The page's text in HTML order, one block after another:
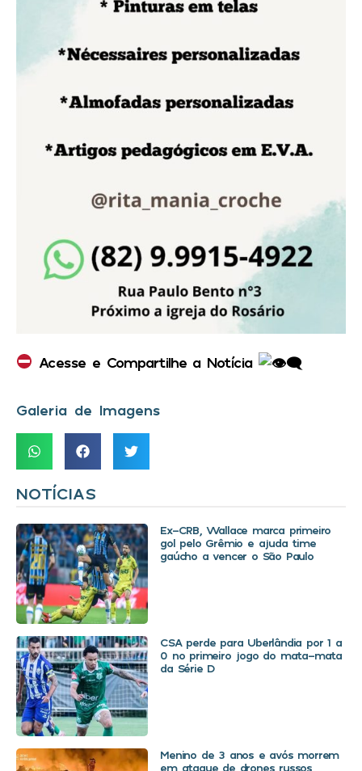
Acesse e Compartilhe a Notícia
Galeria de Imagens
NOTÍCIAS
Ex-CRB, Wallace marca primeiro
gol pelo Grêmio e ajuda time
gaúcho a vencer o São Paulo
CSA perde para Uberlândia por 1 a
0 no primeiro jogo do mata-mata
da Série D
Menino de 3 anos e avós morrem
em ataque de drones russos